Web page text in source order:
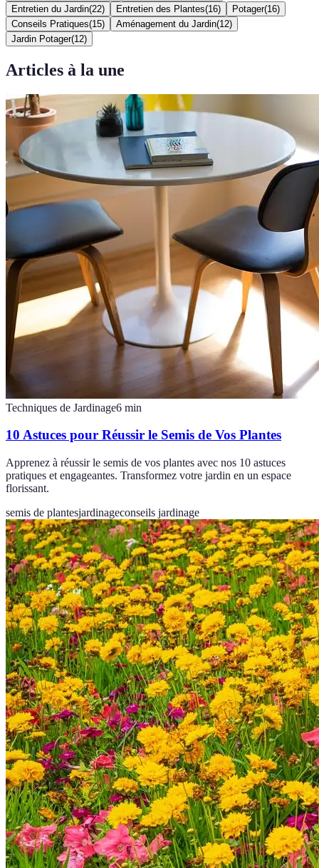
Entretien du Jardin(22) Entretien des Plantes(16) Potager(16)
Conseils Pratiques(15) Aménagement du Jardin(12)
Jardin Potager(12)
Articles à la une
Techniques de Jardinage6 min
10 Astuces pour Réussir le Semis de Vos Plantes
Apprenez à réussir le semis de vos plantes avec nos 10 astuces
pratiques et engageantes. Transformez votre jardin en un espace
florissant.
semis de plantesjardinageconseils jardinage